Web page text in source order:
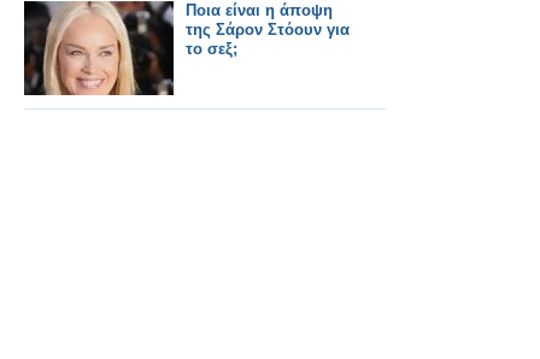
Ποια είναι η άποψη
της Σάρον Στόουν για
το σεξ;